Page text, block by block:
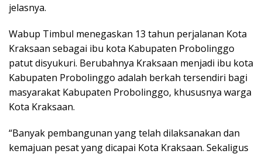
jelasnya.
Wabup Timbul menegaskan 13 tahun perjalanan Kota
Kraksaan sebagai ibu kota Kabupaten Probolinggo
patut disyukuri. Berubahnya Kraksaan menjadi ibu kota
Kabupaten Probolinggo adalah berkah tersendiri bagi
masyarakat Kabupaten Probolinggo, khususnya warga
Kota Kraksaan.
“Banyak pembangunan yang telah dilaksanakan dan
kemajuan pesat yang dicapai Kota Kraksaan. Sekaligus